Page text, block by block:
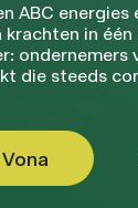
ABC energies
krachten in
ondernemers
die steeds